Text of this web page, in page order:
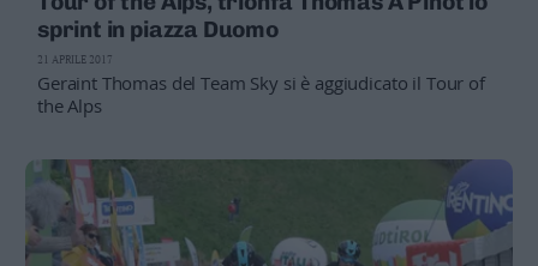
sprint in piazza Duomo
Geraint Thomas del Team Sky si è aggiudicato il Tour of
the Alps
21 APRILE 2017